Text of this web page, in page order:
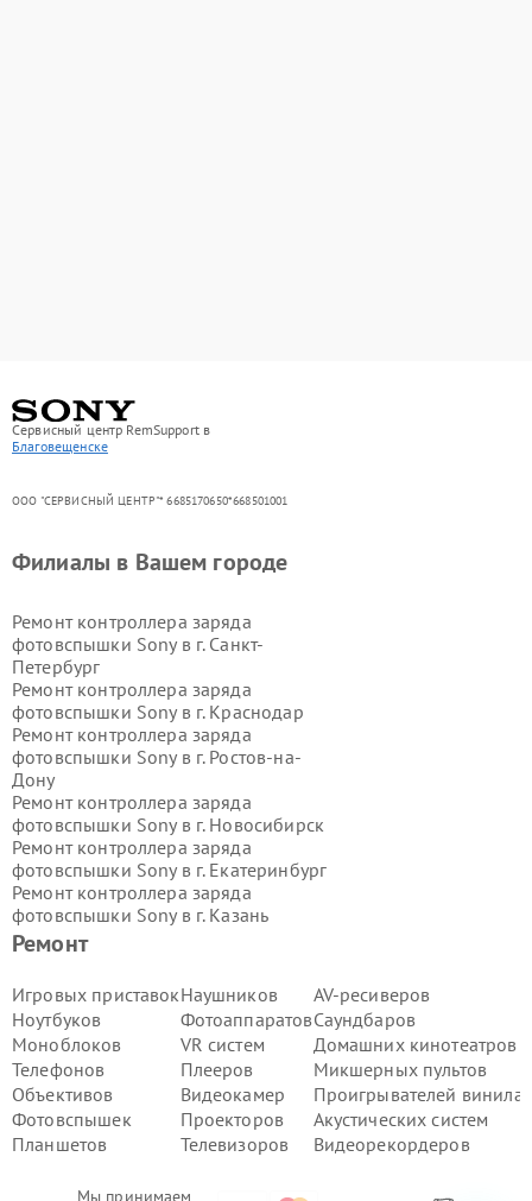
Сервисный центр RemSupport в
Благовещенске
ООО "СЕРВИСНЫЙ ЦЕНТР"* 6685170650*668501001
Мы принимаем
Ремонт
Игровых приставок
Ноутбуков
Моноблоков
Телефонов
Объективов
Фотовспышек
Планшетов
Наушников
Фотоаппаратов
VR систем
Плееров
Видеокамер
Проекторов
Телевизоров
AV-ресиверов
Саундбаров
Домашних кинотеатров
Микшерных пультов
Проигрывателей винила
Акустических систем
Видеорекордеров
Филиалы в Вашем городе
Ремонт контроллера заряда
фотовспышки Sony в г. Санкт-
Петербург
Ремонт контроллера заряда
фотовспышки Sony в г. Краснодар
Ремонт контроллера заряда
фотовспышки Sony в г. Ростов-на-
Дону
Ремонт контроллера заряда
фотовспышки Sony в г. Новосибирск
Ремонт контроллера заряда
фотовспышки Sony в г. Екатеринбург
Ремонт контроллера заряда
фотовспышки Sony в г. Казань
Ремонт контроллера заряда
фотовспышки Sony в г.
фотовспышки Sony в г.Волгоград
Ремонт контроллера заряда
фотовспышки Sony в г.Самара
Ремонт контроллера заряда
фотовспышки Sony в г.Пермь
Ремонт контроллера заряда
фотовспышки Sony в г.Красноярск
фотовспышки Sony в г.